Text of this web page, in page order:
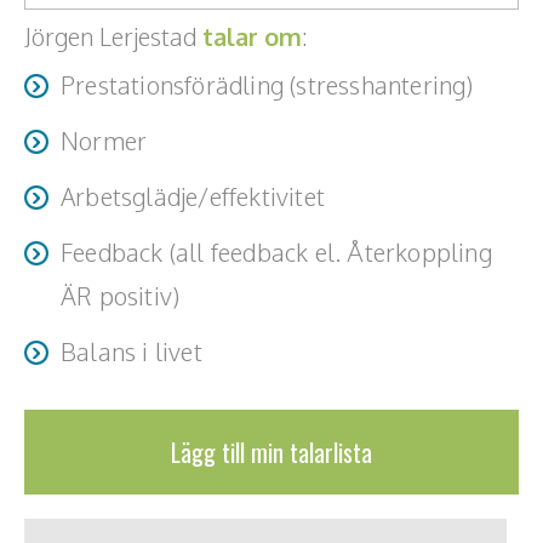
Teamwork, teambuilding, relationer
Vård, omsorg, beroende
Kända personer
Företagsledare
Idrottare och äventyrare
Kända musiker
Skådespelare
Alla ämnen
​Jörgen Lerjestad talar om:
Prestationsförädling (stresshantering)
Normer
Arbetsglädje/effektivitet
Feedback (all feedback el. Återkoppling
ÄR positiv)
Balans i livet
Lägg till min talarlista